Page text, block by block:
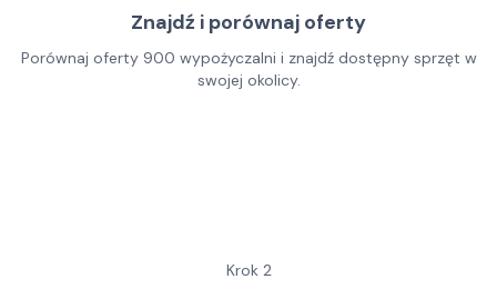
Znajdź i porównaj oferty
Porównaj oferty 900 wypożyczalni i znajdź dostępny sprzęt w
swojej okolicy.
Krok 2